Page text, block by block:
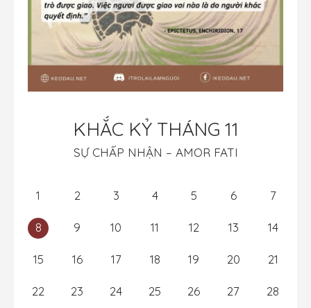
KHẮC KỶ THÁNG 11
SỰ CHẤP NHẬN – AMOR FATI
1 2 3 4 5 6 7
8 9 10 11 12 13 14
15 16 17 18 19 20 21
22 23 24 25 26 27 28